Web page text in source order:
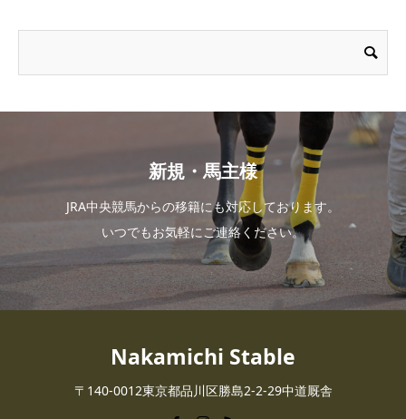
新規・馬主様
JRA中央競馬からの移籍にも対応しております。
いつでもお気軽にご連絡ください。
Nakamichi Stable
〒140-0012東京都品川区勝島2-2-29中道厩舎